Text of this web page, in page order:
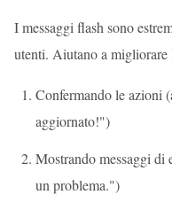
I messaggi flash sono
utenti. Aiutano a migliorare
Confermando le azioni
aggiornato!")
Mostrando messaggi di
un problema.")